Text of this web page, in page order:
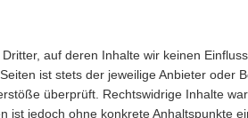
auf deren Inhalte wir keinen
ist stets der jeweilige Anbieter oder
überprüft. Rechtswidrige Inhalte
ist jedoch ohne konkrete Anhaltspunkte